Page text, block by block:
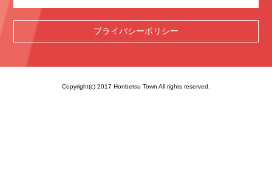
プライバシーポリシー
Copyright(c) 2017 Honbetsu Town All rights reserved.